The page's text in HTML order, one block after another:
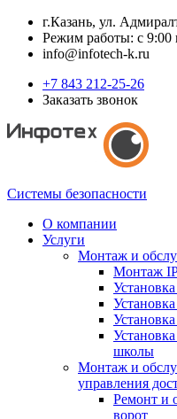
г.Казань, ул.
Режим работы: с
info@infotech-k.ru
+7 843 212-25-26
Заказать звонок
Системы безопасности
О компании
Услуги
Монтаж и
Монтаж
школы
Монтаж и
управления
Ремонт и
ворот